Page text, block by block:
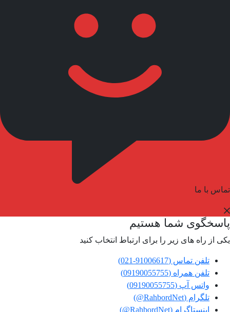
تماس با ما
پاسخگوی شما هستیم
یکی از راه های زیر را برای ارتباط انتخاب کنید
تلفن تماس (91006617-021)
تلفن همراه (09190055755)
واتس آپ (09190055755)
تلگرام (RahbordNet@)
اینستاگرام (RahbordNet@)